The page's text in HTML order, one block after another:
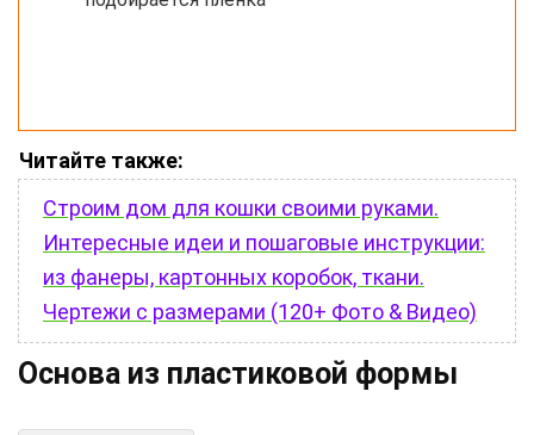
Читайте также:
Строим дом для кошки своими руками.
Интересные идеи и пошаговые инструкции:
из фанеры, картонных коробок, ткани.
Чертежи с размерами (120+ Фото & Видео)
Основа из пластиковой формы